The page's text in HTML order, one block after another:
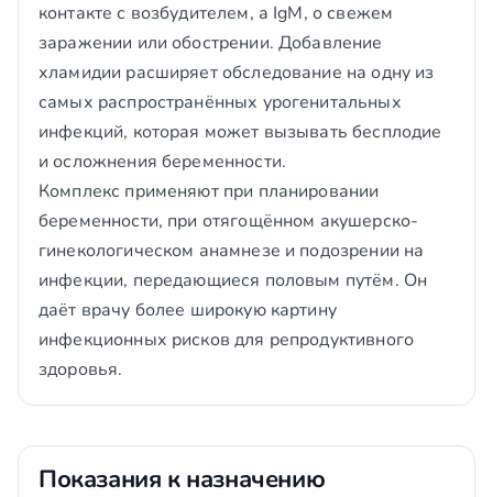
контакте с возбудителем, а IgM, о свежем
заражении или обострении. Добавление
хламидии расширяет обследование на одну из
самых распространённых урогенитальных
инфекций, которая может вызывать бесплодие
и осложнения беременности.
Комплекс применяют при планировании
беременности, при отягощённом акушерско-
гинекологическом анамнезе и подозрении на
инфекции, передающиеся половым путём. Он
даёт врачу более широкую картину
инфекционных рисков для репродуктивного
здоровья.
Показания к назначению